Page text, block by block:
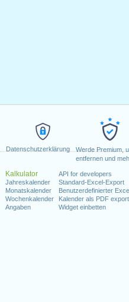
Datenschutzerklärung
Werde Premium,
entfernen und
Kalkulator
Jahreskalender
Monatskalender
Wochenkalender
Angaben
API for developers
Standard-Excel-Export
Benutzerdefinierter
Kalender als PDF
Widget einbetten